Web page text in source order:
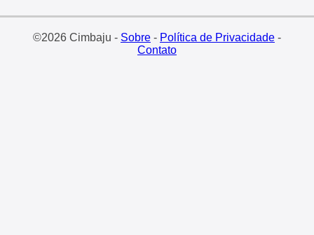
©2026 Cimbaju - Sobre- Política de Privacidade-
Contato